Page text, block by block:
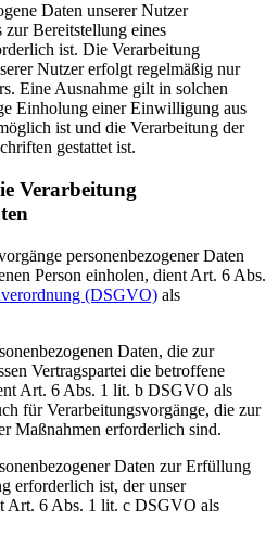
Daten unserer Nutzer
zur Bereitstellung eines
ist. Die Verarbeitung
Nutzer erfolgt regelmäßig nur
Eine Ausnahme gilt in solchen
Einholung einer Einwilligung aus
ist und die Verarbeitung der
gestattet ist.
Verarbeitung
personenbezogener Daten
Person einholen, dient Art. 6 Abs.
(DSGVO) als
Daten, die zur
Vertragspartei die betroffene
Art. 6 Abs. 1 lit. b DSGVO als
für Verarbeitungsvorgänge, die zur
Maßnahmen erforderlich sind.
Daten zur Erfüllung
erforderlich ist, der unser
Art. 6 Abs. 1 lit. c DSGVO als